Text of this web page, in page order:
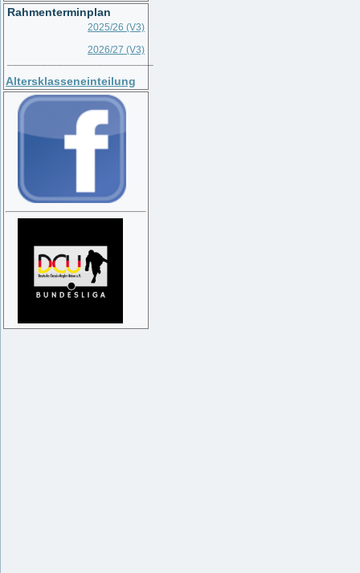
Rahmenterminplan
2025/26 (V3)
2026/27 (V3)
Altersklasseneinteilung